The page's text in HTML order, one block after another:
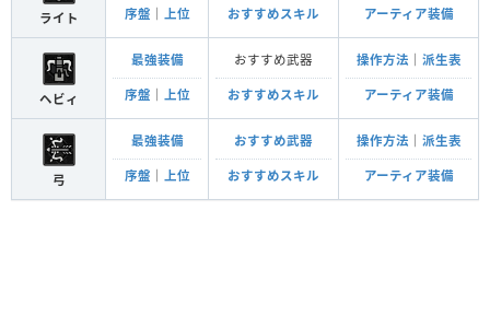
ライト 序盤 上位 おすすめスキル アーティア装備
ヘビィ
最強装備
序盤 上位
おすすめ武器
おすすめスキル
操作方法 派生表
アーティア装備
弓
最強装備
序盤 上位
おすすめ武器
おすすめスキル
操作方法 派生表
アーティア装備